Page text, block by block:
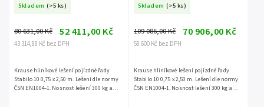
Skladem (>5 ks)
43 314,88 Kč bez DPH
80 631,00 Kč 52 411,00 Kč
Krause hliníkové lešení pojízdné řady
Stabilo 10 0,75 x 2,50 m. Lešení dle normy
ČSN EN1004-1. Nosnost lešení 300 kg a
Skladem (>5 ks)
58 600 Kč bez DPH
109 086,00 Kč 70 906,00 Kč
Krause hliníkové lešení pojízdné řady
Stabilo 10 0,75 x 2,50 m. Lešení dle normy
ČSN EN1004-1. Nosnost lešení 300 kg a